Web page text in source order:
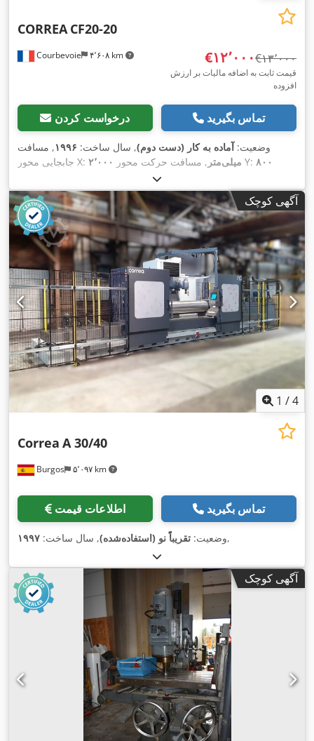
Courbevoie ۴٬۶۰۸ km
CORREA CF20-20
‎€۱۲٬۰۰۰ ‎€۱۳٬۰۰۰
قیمت ثابت به اضافه مالیات بر ارزش
افزوده
درخواست کردن تماس بگیرید
وضعیت:آماده به کار (دست دوم), سال ساخت: ۱۹۹۶, مسافت
جابجایی محور X:
۲٬۰۰۰ میلی‌متر , مسافت حرکت محور Y: ۸۰۰
, مسافت حرکت محور Z:
اسپیندل:۲٬۵۰۰ دور/دقیقه ,
آگهی کوچک
1 /4
Burgos ۵٬۰۹۷ km
Correa A 30/40
اطلاعات قیمت تماس بگیرید
وضعیت: تقریباً نو (استفاده‌شده), سال ساخت: ۱۹۹۷ ,
آگهی کوچک